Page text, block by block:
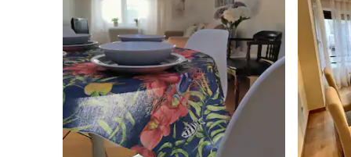
Y abierta al salón se encuentra la amplia
cocina- comedor. Diseñada en madera
lacada y encimera de madera, permite
compartir momentos y que la inmensa
luz que penetra por el balcón inunde
toda la vivienda. Equipada con todos los
electrodomésticos de alta gama, y todo
lujo de detalles es perfecta tanto para
alojamiento temporal como de larga
estancia.